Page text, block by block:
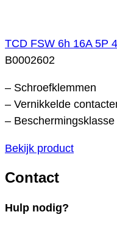
TCD FSW 6h 16A 5P
B0002602
– Schroefklemmen
– Vernikkelde
–
Bekijk product
Contact
Hulp nodig?